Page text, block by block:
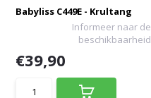
Babyliss C449E - Krultang
Informeer naar de
beschikbaarheid
€39,90